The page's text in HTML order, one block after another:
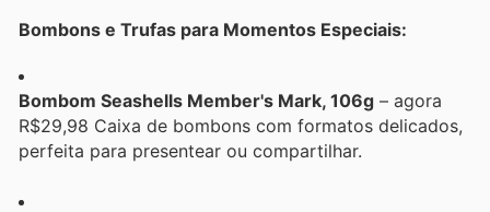
Bombons e Trufas para Momentos Especiais:
Bombom Seashells Member's Mark, 106g – agora
R$29,98 Caixa de bombons com formatos delicados,
perfeita para presentear ou compartilhar.